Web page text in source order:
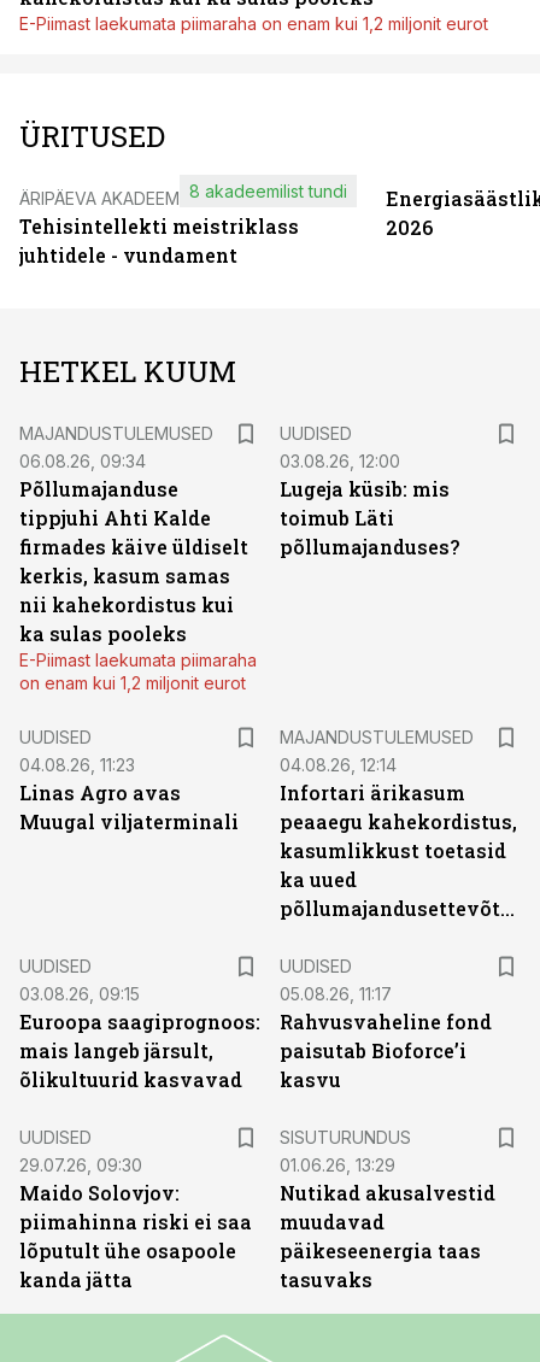
E-Piimast laekumata piimaraha on enam kui 1,2 miljonit eurot
ÜRITUSED
ÄRIPÄEVA AKADEEMIA
Tehisintellekti meistriklass
juhtidele - vundament
8 akadeemilist tundi
2026
HETKEL KUUM
MAJANDUSTULEMUSED
06.08.26, 09:34
Põllumajanduse
tippjuhi Ahti Kalde
firmades käive üldiselt
kerkis, kasum samas
nii kahekordistus kui
ka sulas pooleks
E-Piimast laekumata piimaraha
on enam kui 1,2 miljonit eurot
UUDISED
03.08.26, 12:00
Lugeja küsib: mis
toimub Läti
põllumajanduses?
UUDISED
04.08.26, 11:23
Linas Agro avas
Muugal viljaterminali
MAJANDUSTULEMUSED
04.08.26, 12:14
Infortari ärikasum
peaaegu kahekordistus,
kasumlikkust toetasid
ka uued
põllumajandusettevõtted
UUDISED
03.08.26, 09:15
Euroopa saagiprognoos:
mais langeb järsult,
õlikultuurid kasvavad
UUDISED
05.08.26, 11:17
Rahvusvaheline fond
paisutab Bioforce’i
kasvu
UUDISED
29.07.26, 09:30
Maido Solovjov:
piimahinna riski ei saa
lõputult ühe osapoole
kanda jätta
SISUTURUNDUS
01.06.26, 13:29
Nutikad akusalvestid
muudavad
päikeseenergia taas
tasuvaks